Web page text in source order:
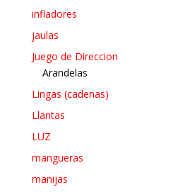
infladores
jaulas
Juego de Direccion
Arandelas
Lingas (cadenas)
Llantas
LUZ
mangueras
manijas